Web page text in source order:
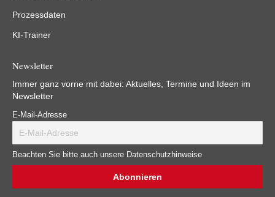
Prozessdaten
KI-Trainer
Newsletter
Immer ganz vorne mit dabei: Aktuelles, Termine und Ideen im
Newsletter
E-Mail-Adresse
Beachten Sie bitte auch unsere Datenschutzhinweise